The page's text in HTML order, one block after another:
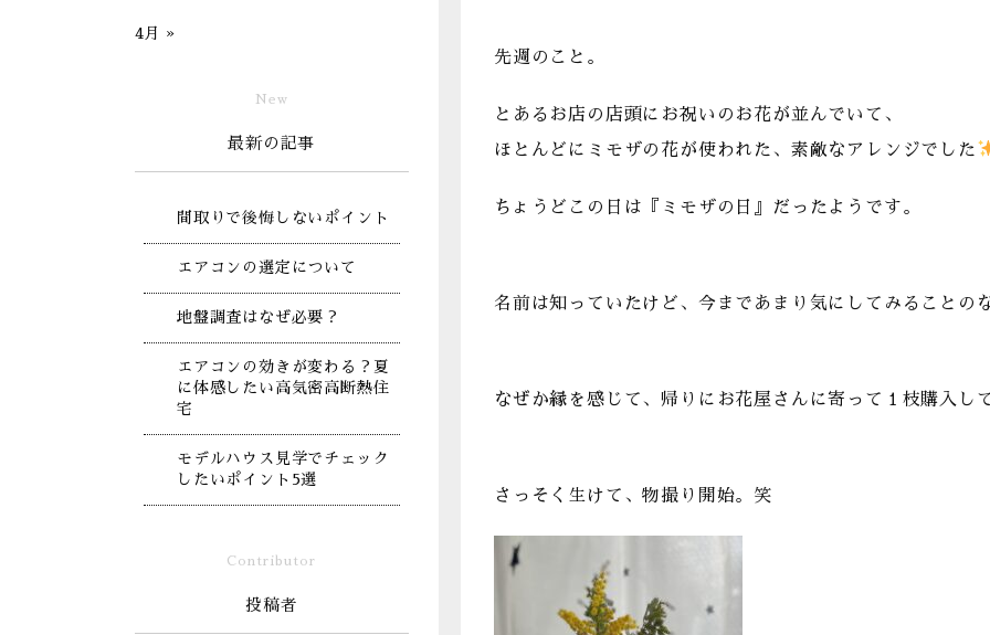
4月 »
New
最新の記事
間取りで後悔しないポイント
エアコンの選定について
地盤調査はなぜ必要？
エアコンの効きが変わる？夏
に体感したい高気密高断熱住
宅
モデルハウス見学でチェック
したいポイント5選
Contributor
投稿者
先週のこと。
とあるお店の店頭にお祝いのお花が並んでいて、
ほとんどにミモザの花が使われた、素敵なアレンジでした
ちょうどこの日は『ミモザの日』だったようです。
名前は知っていたけど、今まであまり気にしてみることの
なぜか縁を感じて、帰りにお花屋さんに寄って１枝購入し
さっそく生けて、物撮り開始。笑